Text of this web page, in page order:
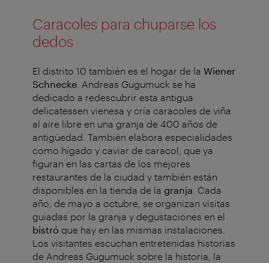
Caracoles para chuparse los
dedos
El distrito 10 también es el hogar de la Wiener
Schnecke . Andreas Gugumuck se ha
dedicado a redescubrir esta antigua
delicatessen vienesa y cría caracoles de viña
al aire libre en una granja de 400 años de
antigüedad. También elabora especialidades
como hígado y caviar de caracol, que ya
figuran en las cartas de los mejores
restaurantes de la ciudad y también están
disponibles en la tienda de la granja . Cada
año, de mayo a octubre, se organizan visitas
guiadas por la granja y degustaciones en el
bistró que hay en las mismas instalaciones.
Los visitantes escuchan entretenidas historias
de Andreas Gugumuck sobre la historia, la